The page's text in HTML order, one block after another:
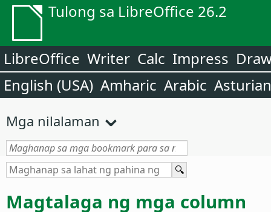
Tulong sa LibreOffice 26.2
LibreOffice Writer Calc Impress
English (USA) Amharic Arabic Asturian
Mga nilalaman
Magtalaga ng mga column